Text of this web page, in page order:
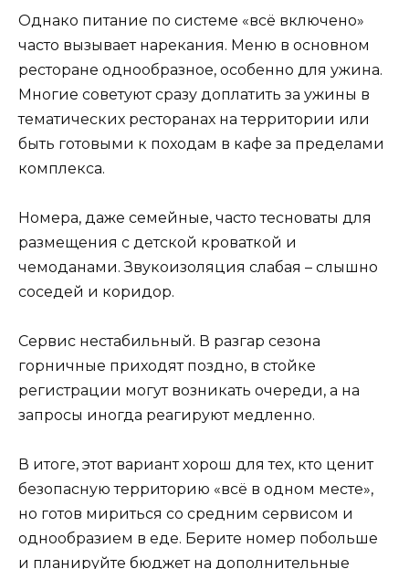
Однако питание по системе «всё включено»
часто вызывает нарекания. Меню в основном
ресторане однообразное, особенно для ужина.
Многие советуют сразу доплатить за ужины в
тематических ресторанах на территории или
быть готовыми к походам в кафе за пределами
комплекса.
Номера, даже семейные, часто тесноваты для
размещения с детской кроваткой и
чемоданами. Звукоизоляция слабая – слышно
соседей и коридор.
Сервис нестабильный. В разгар сезона
горничные приходят поздно, в стойке
регистрации могут возникать очереди, а на
запросы иногда реагируют медленно.
В итоге, этот вариант хорош для тех, кто ценит
безопасную территорию «всё в одном месте»,
но готов мириться со средним сервисом и
однообразием в еде. Берите номер побольше
и планируйте бюджет на дополнительные